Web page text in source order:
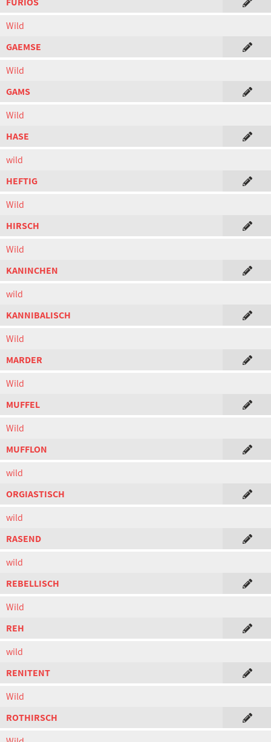
Wild
GAEMSE
Wild
GAMS
Wild
HASE
wild
HEFTIG
Wild
HIRSCH
Wild
KANINCHEN
wild
KANNIBALISCH
Wild
MARDER
Wild
MUFFEL
Wild
MUFFLON
wild
ORGIASTISCH
wild
RASEND
wild
REBELLISCH
Wild
REH
wild
RENITENT
Wild
ROTHIRSCH